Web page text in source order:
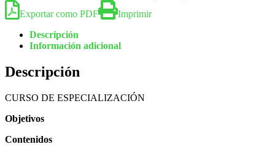
Exportar como PDF
Imprimir
Descripción
Información adicional
Descripción
CURSO DE ESPECIALIZACIÓN
Objetivos
Contenidos